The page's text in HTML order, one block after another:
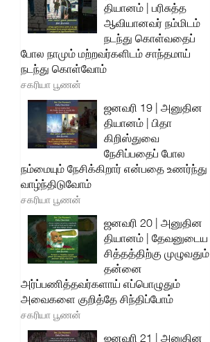
தியானம் | பரிசுத்த
ஆவியானவர் நம்மிடம்
நடந்து கொள்வதைப்
போல நாமும் மற்றவர்களிடம் சாந்தமாய்
நடந்து கொள்வோம்
சகரியா பூணன்
ஜனவரி 19 | அனுதின
தியானம் | பிதா
கிறிஸ்துவை
நேசிப்பதைப் போல
நம்மையும் நேசிக்கிறார் என்பதை உணர்ந்து
வாழ்ந்திடுவோம்
சகரியா பூணன்
ஜனவரி 20 | அனுதின
தியானம் | தேவனுடைய
சித்தத்திற்கு முழுவதும்
தன்னை
அர்ப்பணித்தவர்களாய் எப்பொழுதும்
அவைகளை குறித்தே சிந்திப்போம்
சகரியா பூணன்
ஜனவரி 21 | அனுதின